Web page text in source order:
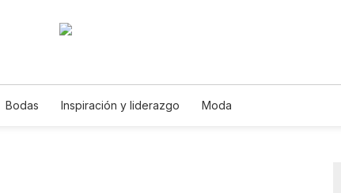
Bodas Inspiración y liderazgo Moda